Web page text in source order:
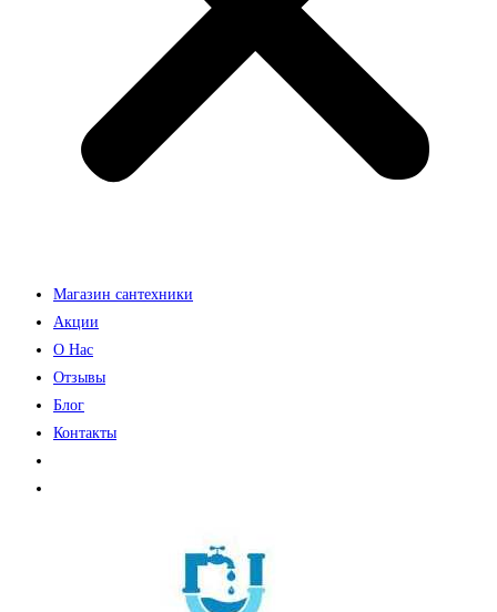
Магазин сантехники
Акции
О Нас
Отзывы
Блог
Контакты